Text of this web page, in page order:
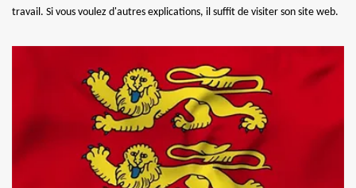
travail. Si vous voulez d'autres explications, il suffit de visiter son site web.